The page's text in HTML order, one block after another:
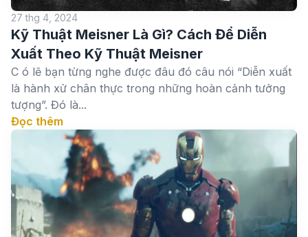
27 thg 4, 2024
Kỹ Thuật Meisner Là Gì? Cách Để Diễn
Xuất Theo Kỹ Thuật Meisner
C ó lẽ bạn từng nghe được đâu đó câu nói “Diễn xuất
là hành xử chân thực trong những hoàn cảnh tưởng
tượng”. Đó là...
Đọc thêm